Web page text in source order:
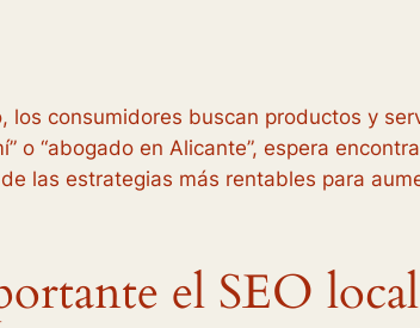
los consumidores buscan productos y
o “abogado en Alicante”, espera
las estrategias más rentables para
el SEO